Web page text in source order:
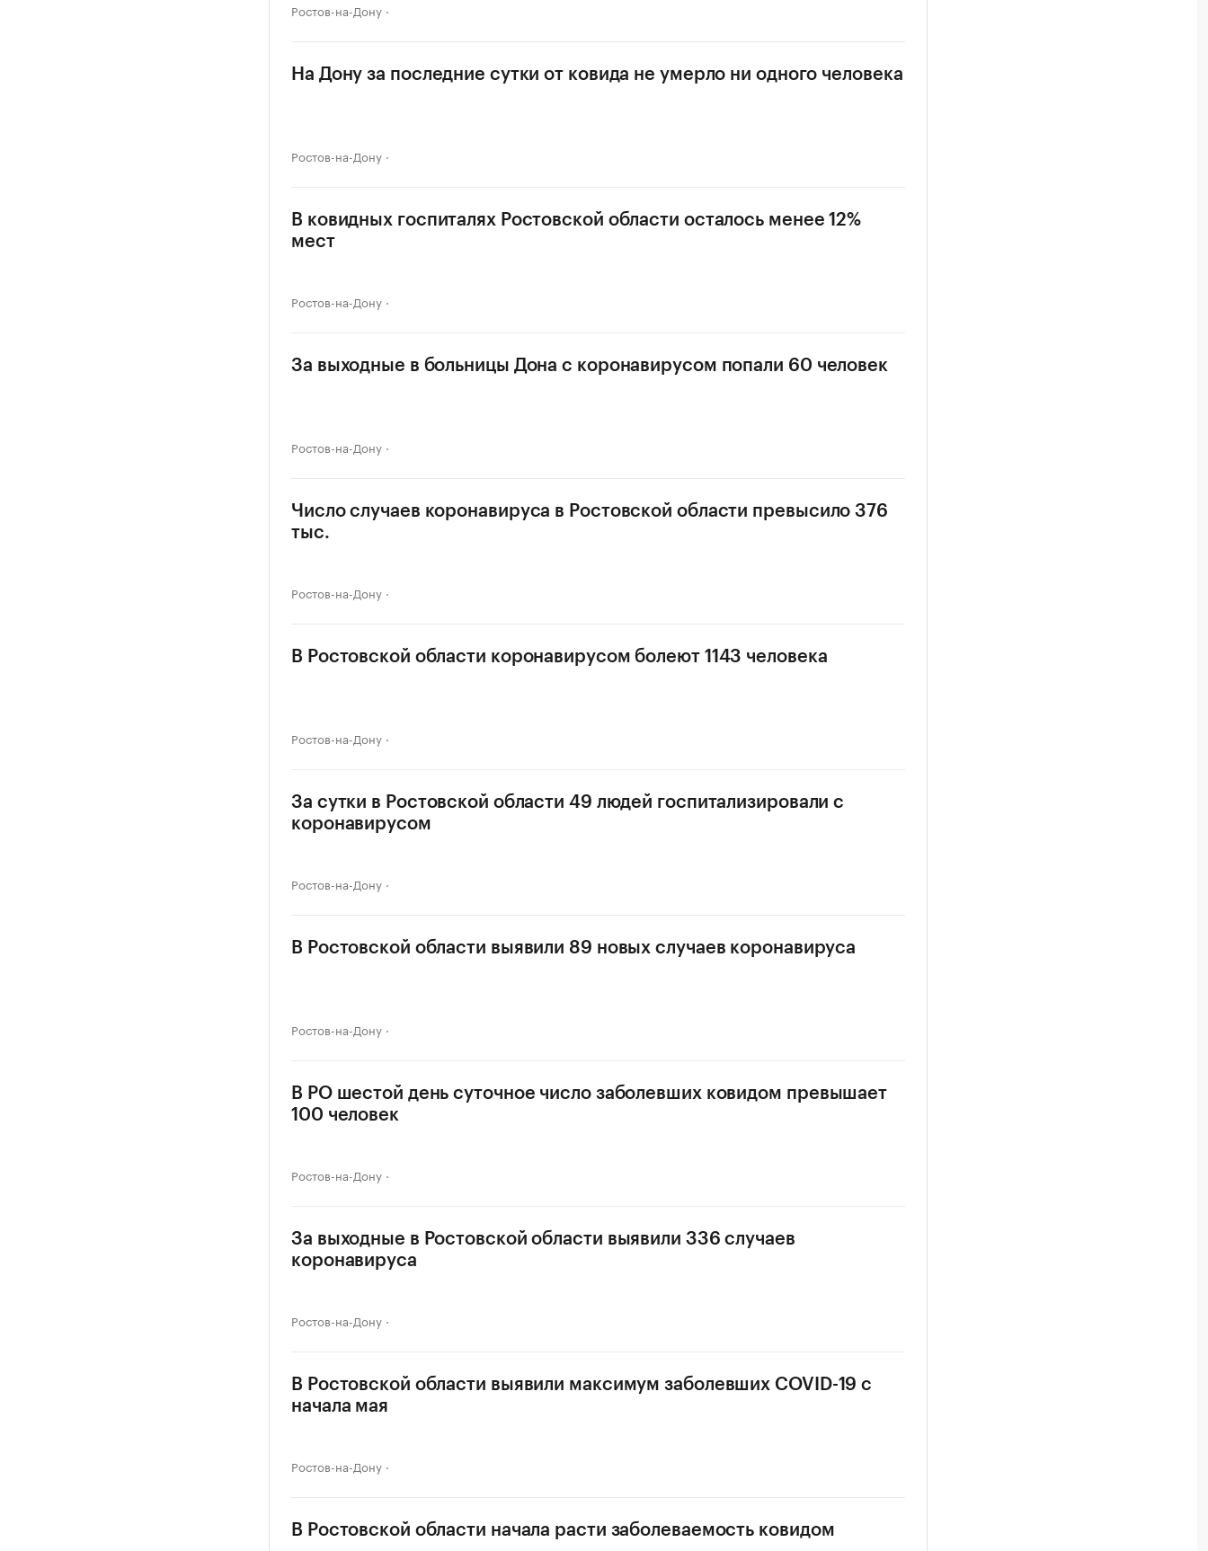
Ростов-на-Дону
На Дону за последние сутки от ковида не умерло ни одного человека
Ростов-на-Дону
В ковидных госпиталях Ростовской области осталось менее 12%
мест
Ростов-на-Дону
За выходные в больницы Дона с коронавирусом попали 60 человек
Ростов-на-Дону
Число случаев коронавируса в Ростовской области превысило 376
тыс.
Ростов-на-Дону
В Ростовской области коронавирусом болеют 1143 человека
Ростов-на-Дону
За сутки в Ростовской области 49 людей госпитализировали с
коронавирусом
Ростов-на-Дону
В Ростовской области выявили 89 новых случаев коронавируса
Ростов-на-Дону
В РО шестой день суточное число заболевших ковидом превышает
100 человек
Ростов-на-Дону
За выходные в Ростовской области выявили 336 случаев
коронавируса
Ростов-на-Дону
В Ростовской области выявили максимум заболевших COVID-19 с
начала мая
Ростов-на-Дону
В Ростовской области начала расти заболеваемость ковидом